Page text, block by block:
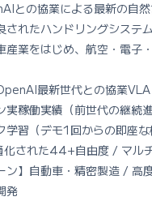
との協業による最新の自
されたハンドリングシステ
産業をはじめ、航空・電子
最新世代との協業
実稼働実績（前世代の継
学習（デモ1回からの即座
された44+自由度 / マル
ン】自動車・精密製造 /
発